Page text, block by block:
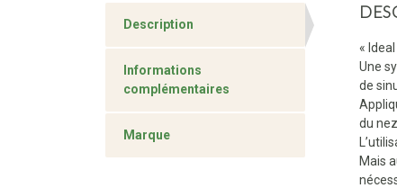
Description
Informations
complémentaires
Marque
«
Une
de
du
Mais